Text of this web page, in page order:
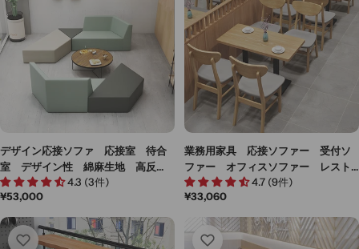
デザイン応接ソファ 応接室 待合
室 デザイン性 綿麻生地 高反
発 モダン ブラック ホワイト
カスタマイズ可能 JDSF-M-030
4.3 (3件)
通
価
格
¥53,000
業務用家具 応接ソファー 受付ソ
ファー オフィスソファー レスト
ラン 木目調 高反発ウレタン エ
コ素材 グリーン カスタマイズ可
能 JDSF-M-045
4.7 (9件)
通
¥33,060